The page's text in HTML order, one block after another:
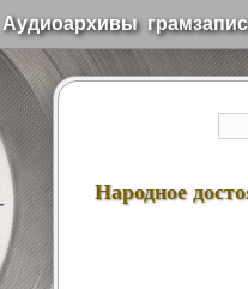
Аудиоархивы
Народное